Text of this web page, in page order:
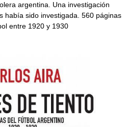
argentina. Una investigación
había sido investigada. 560 páginas
entre 1920 y 1930